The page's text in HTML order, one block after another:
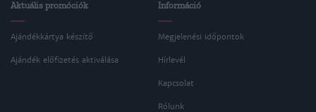
Aktuális promóciók
Ajándékkártya készítő
Ajándék előfizetés aktiválása
Információ
Megjelenési időpontok
Hírlevél
Kapcsolat
Rólunk